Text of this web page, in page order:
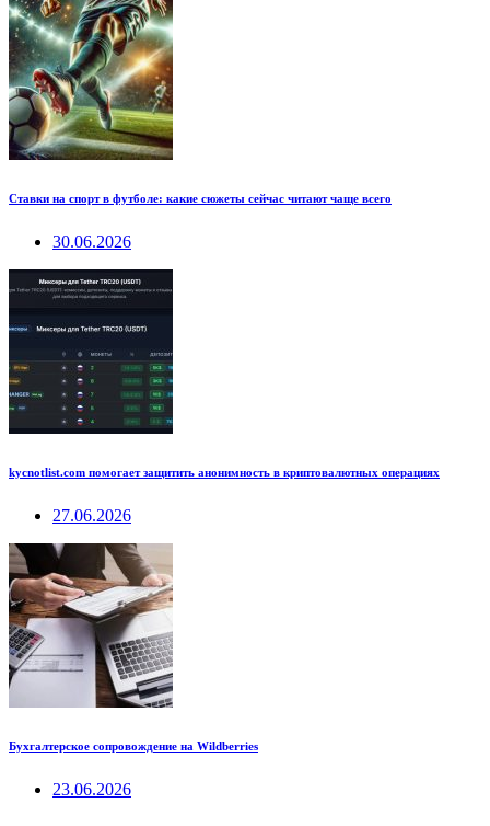
Ставки на спорт в футболе: какие сюжеты сейчас читают чаще всего
30.06.2026
kycnotlist.com помогает защитить анонимность в криптовалютных операциях
27.06.2026
Бухгалтерское сопровождение на Wildberries
23.06.2026